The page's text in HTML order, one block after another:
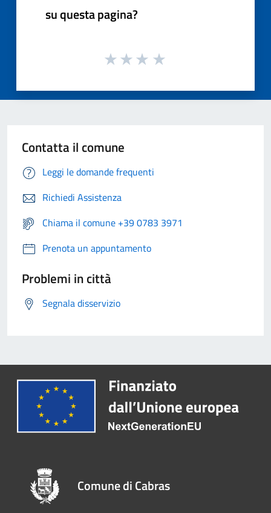
su questa pagina?
Contatta il comune
Leggi le domande frequenti
Richiedi Assistenza
Chiama il comune +39 0783 3971
Prenota un appuntamento
Problemi in città
Segnala disservizio
Comune di Cabras